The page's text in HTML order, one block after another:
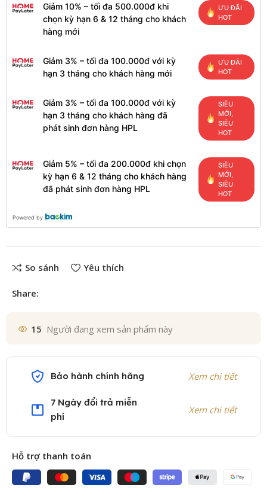
Giảm 10% – tối đa 500.000đ khi
chọn kỳ hạn 6 & 12 tháng cho khách
hàng mới
ƯU ĐÃI
HOT
Giảm 3% – tối đa 100.000đ với kỳ
hạn 3 tháng cho khách hàng mới
ƯU ĐÃI
HOT
Giảm 3% – tối đa 100.000đ với kỳ
hạn 3 tháng cho khách hàng đã
phát sinh đơn hàng HPL
SIÊU
MỚI,
SIÊU
HOT
Giảm 5% – tối đa 200.000đ khi chọn
kỳ hạn 6 & 12 tháng cho khách hàng
đã phát sinh đơn hàng HPL
SIÊU
MỚI,
SIÊU
HOT
Powered by
So sánh Yêu thích
Share:
15 Người đang xem sản phẩm này
Bảo hành chính hãng Xem chi tiết
7 Ngày đổi trả miễn
phí
Xem chi tiết
Hỗ trợ thanh toán